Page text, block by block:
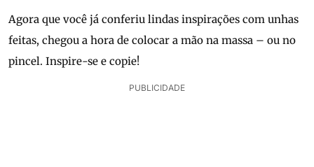
Agora que você já conferiu lindas inspirações com unhas
feitas, chegou a hora de colocar a mão na massa – ou no
pincel. Inspire-se e copie!
PUBLICIDADE